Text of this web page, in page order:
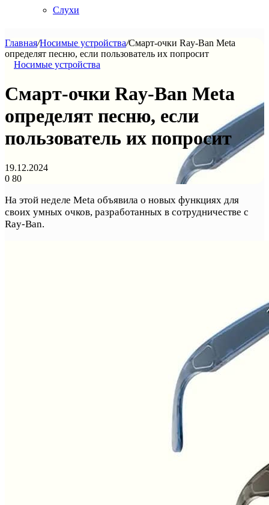
Слухи
Главная/Носимые устройства/Смарт-очки Ray-Ban Meta
определят песню, если пользователь их попросит
Носимые устройства
Смарт-очки Ray-Ban Meta
определят песню, если
пользователь их попросит
19.12.2024
0 80
На этой неделе Meta объявила о новых функциях для
своих умных очков, разработанных в сотрудничестве с
Ray-Ban.